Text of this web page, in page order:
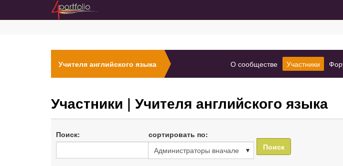
Учителя английского языка О сообществе(вкладка)
Участники
Участники | Учителя английского языка
Поиск:
сортировать по:
Поиск